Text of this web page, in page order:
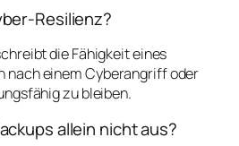
Resilienz?
die Fähigkeit eines
nach einem Cyberangriff oder
zu bleiben.
allein nicht aus?